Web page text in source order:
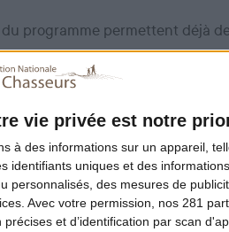
vie privée est notre
à des informations sur un appareil,
identifiants uniques et des
personnalisés, des mesures de
Avec votre permission, nos 281
et d’identification par scan
programme permettent déjà
chasse et de faune sauvage
appartenant aux fédérations
la préservation de la nature